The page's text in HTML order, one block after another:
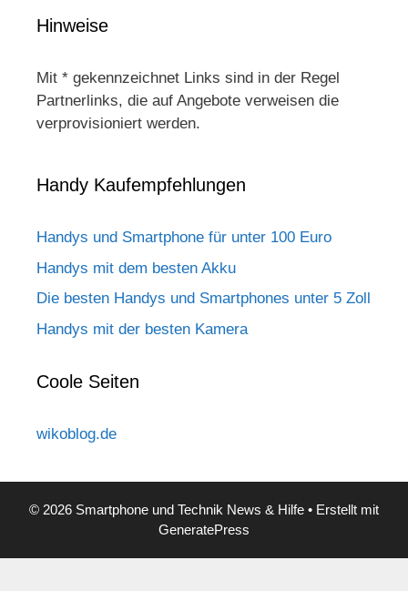
Hinweise
Mit * gekennzeichnet Links sind in der Regel
Partnerlinks, die auf Angebote verweisen die
verprovisioniert werden.
Handy Kaufempfehlungen
Handys und Smartphone für unter 100 Euro
Handys mit dem besten Akku
Die besten Handys und Smartphones unter 5 Zoll
Handys mit der besten Kamera
Coole Seiten
wikoblog.de
© 2026 Smartphone und Technik News & Hilfe • Erstellt mit
GeneratePress